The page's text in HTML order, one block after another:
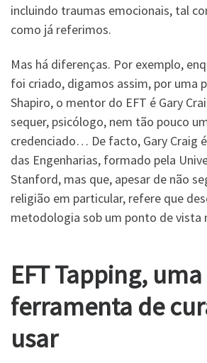
incluindo traumas emocionais, tal
como já referimos.
Mas há diferenças. Por exemplo,
foi criado, digamos assim, por uma
Shapiro, o mentor do EFT é Gary
sequer, psicólogo, nem tão pouco
credenciado… De facto, Gary Craig
das Engenharias, formado pela
Stanford, mas que, apesar de não
religião em particular, refere que
metodologia sob um ponto de vista
EFT Tapping, uma
ferramenta de
usar